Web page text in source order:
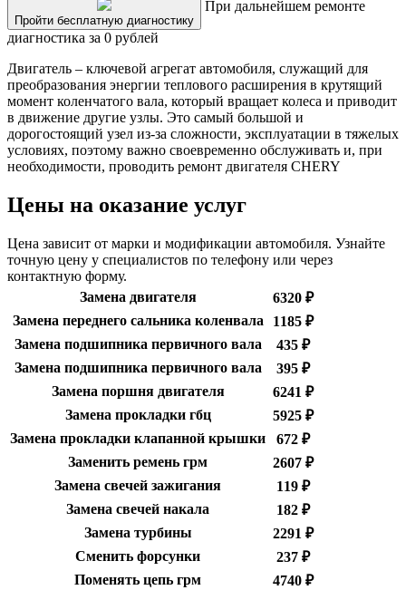
Пройти бесплатную диагностику
При дальнейшем ремонте
диагностика за 0 рублей
Двигатель – ключевой агрегат автомобиля, служащий для
преобразования энергии теплового расширения в крутящий
момент коленчатого вала, который вращает колеса и приводит
в движение другие узлы. Это самый большой и
дорогостоящий узел из-за сложности, эксплуатации в тяжелых
условиях, поэтому важно своевременно обслуживать и, при
необходимости, проводить ремонт двигателя CHERY
Цены на оказание услуг
Цена зависит от марки и модификации автомобиля. Узнайте
точную цену у специалистов по телефону или через
контактную форму.
Замена двигателя
6320 ₽
Замена переднего сальника коленвала
1185 ₽
Замена подшипника первичного вала
435 ₽
Замена подшипника первичного вала
395 ₽
Замена поршня двигателя
6241 ₽
Замена прокладки гбц
5925 ₽
Замена прокладки клапанной крышки
672 ₽
Заменить ремень грм
2607 ₽
Замена свечей зажигания
119 ₽
Замена свечей накала
182 ₽
Замена турбины
2291 ₽
Сменить форсунки
237 ₽
Поменять цепь грм
4740 ₽